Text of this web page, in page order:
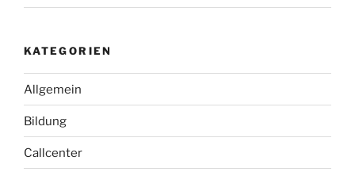
KATEGORIEN
Allgemein
Bildung
Callcenter